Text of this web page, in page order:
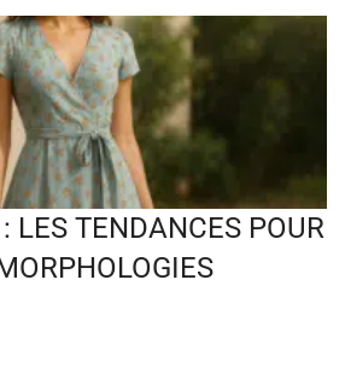
: LES TENDANCES POUR